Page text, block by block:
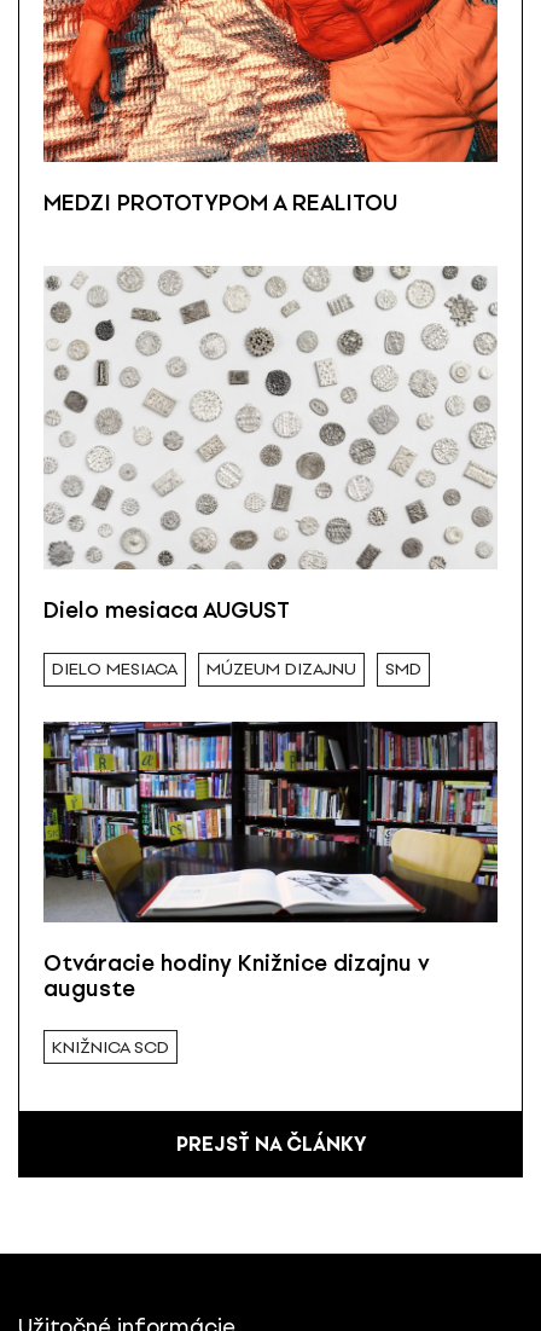
MEDZI PROTOTYPOM A REALITOU
Dielo mesiaca AUGUST
DIELO MESIACA MÚZEUM DIZAJNU SMD
Otváracie hodiny Knižnice dizajnu v
auguste
KNIŽNICA SCD
PREJSŤ NA ČLÁNKY